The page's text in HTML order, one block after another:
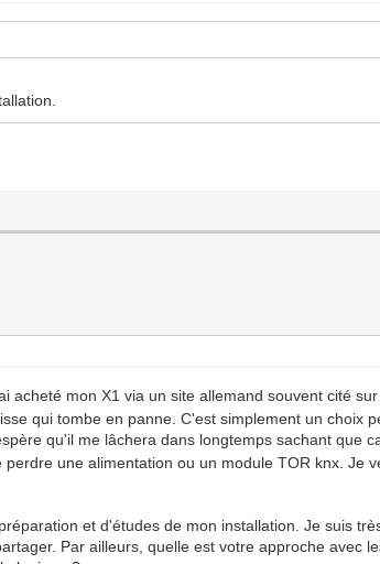
acheté mon X1 via un site allemand souvent cité
qui tombe en panne. C'est simplement un choix
qu'il me lâchera dans longtemps sachant
une alimentation ou un module TOR knx.
et d'études de mon installation. Je suis
Par ailleurs, quelle est votre approche avec